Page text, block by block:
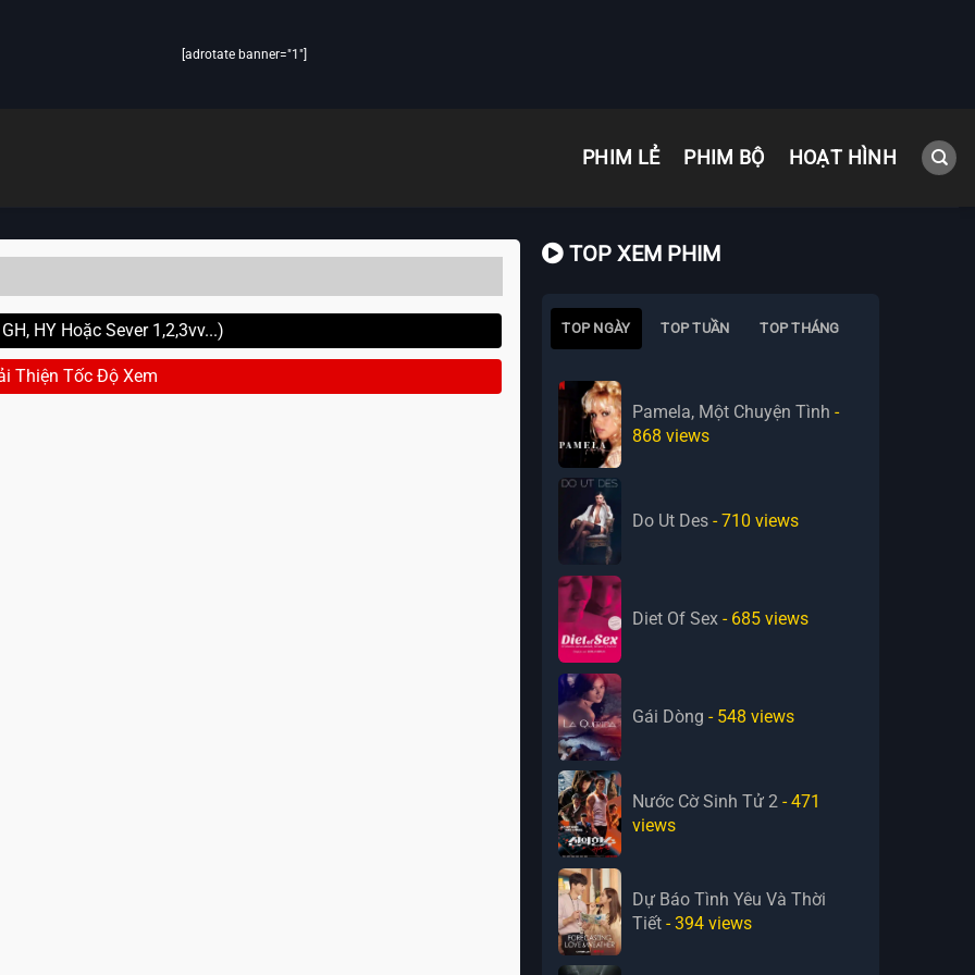
[adrotate banner="1"]
PHIM LẺ PHIM BỘ HOẠT HÌNH
HY Hoặc Sever 1,2,3vv...)
Thiện Tốc Độ Xem
TOP XEM PHIM
TOP NGÀY TOP TUẦN TOP THÁNG
Pamela, Một Chuyện Tình -
868 views
Do Ut Des - 710 views
Diet Of Sex - 685 views
Gái Dòng - 548 views
Nước Cờ Sinh Tử 2 - 471
views
Dự Báo Tình Yêu Và Thời
Tiết - 394 views